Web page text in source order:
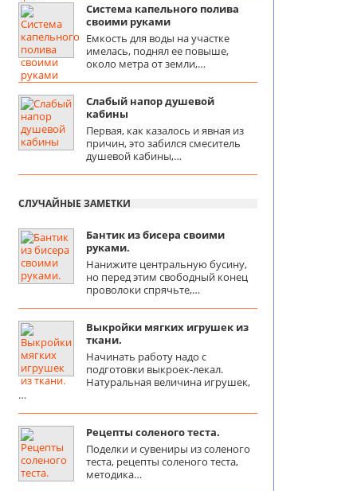
Система капельного полива
своими руками
Емкость для воды на участке
имелась, поднял ее повыше,
около метра от земли,…
Слабый напор душевой
кабины
Первая, как казалось и явная из
причин, это забился смеситель
душевой кабины,…
СЛУЧАЙНЫЕ ЗАМЕТКИ
Бантик из бисера своими
руками.
Нанижите центральную бусину,
но перед этим свободный конец
проволоки спрячьте,…
Выкройки мягких игрушек из
ткани.
Начинать работу надо с
подготовки выкроек-лекал.
Натуральная величина игрушек,
…
Рецепты соленого теста.
Поделки и сувениры из соленого
теста, рецепты соленого теста,
методика…